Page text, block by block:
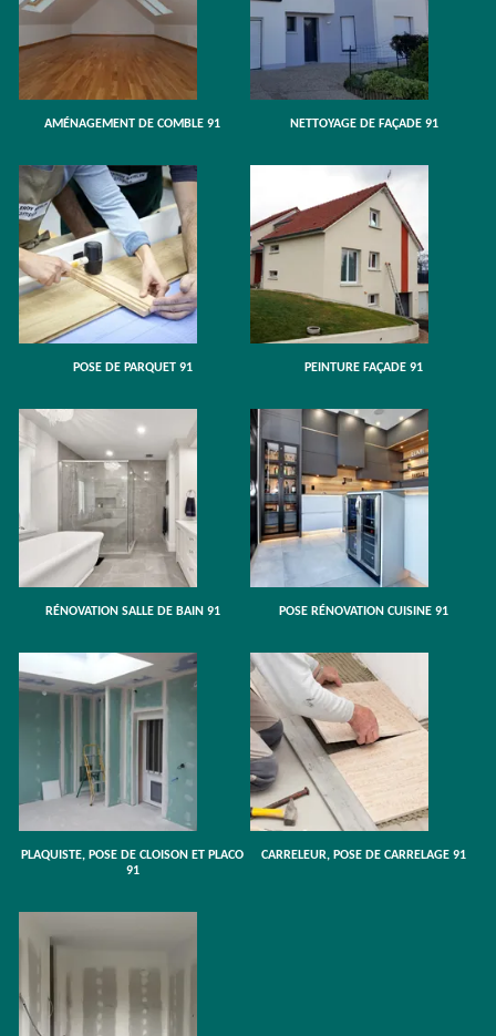
AMÉNAGEMENT DE COMBLE 91 NETTOYAGE DE FAÇADE 91
POSE DE PARQUET 91 PEINTURE FAÇADE 91
RÉNOVATION SALLE DE BAIN 91 POSE RÉNOVATION CUISINE 91
PLAQUISTE, POSE DE CLOISON ET PLACO
91
CARRELEUR, POSE DE CARRELAGE 91